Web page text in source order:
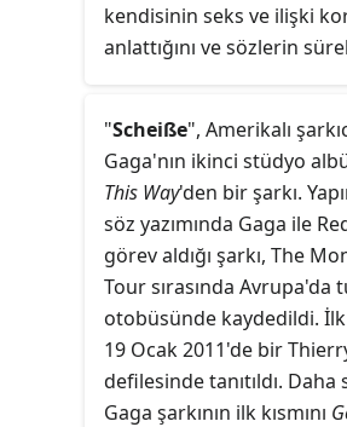
kendisinin seks ve ilişki
anlattığını ve sözlerin
olduğunu açıkladı.
korkunun düzenli bir
gereksiniminden çıktığını
Yoğun bas ve azalan
ile "ağır" nakaratları
"Monster", zombi benzeri
metaforlar içeriyor ve
çıkış single'ı "Just
göndermede bulunuyor.
"Scheiße", Amerikalı
Gaga'nın ikinci stüdyo
This Way'den bir şarkı.
söz yazımında Gaga ile
görev aldığı şarkı, The
Tour sırasında Avrupa'da
otobüsünde kaydedildi.
19 Ocak 2011'de bir
defilesinde tanıtıldı. Daha
Gaga şarkının ilk kısmını